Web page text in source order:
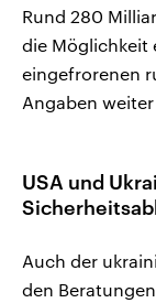
Rund 280
die Möglichkeit
eingefrorenen
Angaben
USA und
Auch der
den